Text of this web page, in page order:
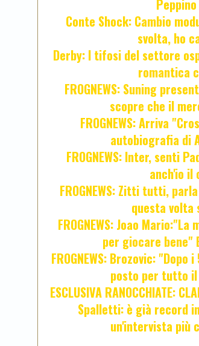
Conte Shock: Cambio
svolta, ho
Derby: I tifosi del settore
romantica
FROGNEWS: Suning
scopre che il
FROGNEWS: Arriva
autobiografia di
FROGNEWS: Inter, senti
anch'io
FROGNEWS: Zitti tutti,
questa volta
FROGNEWS: Joao
per giocare bene"
FROGNEWS: Brozovic:
posto per tutto
ESCLUSIVA RANOCCHIATE:
Spalletti: è già record
un'intervista più